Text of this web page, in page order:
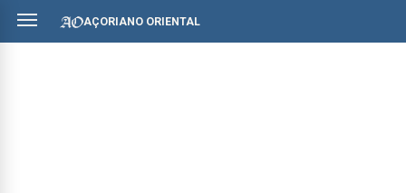
AÇORIANO ORIENTAL